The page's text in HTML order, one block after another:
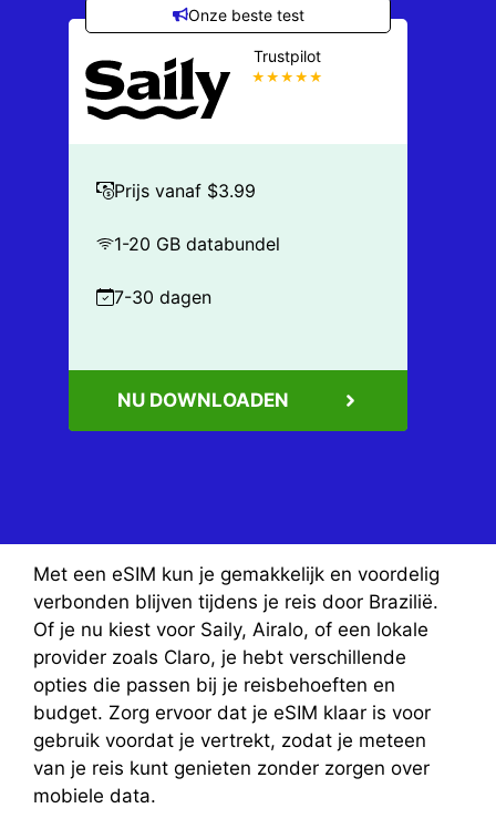
Onze beste test
Trustpilot
★★★★★
Prijs vanaf $3.99
1-20 GB databundel
7-30 dagen
NU DOWNLOADEN
Met een eSIM kun je gemakkelijk en voordelig
verbonden blijven tijdens je reis door Brazilië.
Of je nu kiest voor Saily, Airalo, of een lokale
provider zoals Claro, je hebt verschillende
opties die passen bij je reisbehoeften en
budget. Zorg ervoor dat je eSIM klaar is voor
gebruik voordat je vertrekt, zodat je meteen
van je reis kunt genieten zonder zorgen over
mobiele data.